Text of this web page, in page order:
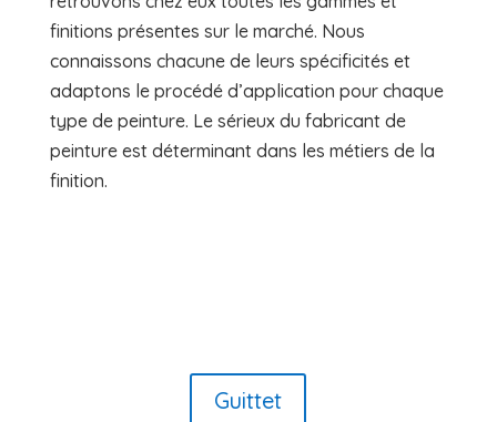
finitions présentes sur le marché. Nous
connaissons chacune de leurs spécificités et
adaptons le procédé d’application pour chaque
type de peinture. Le sérieux du fabricant de
peinture est déterminant dans les métiers de la
finition.
Guittet